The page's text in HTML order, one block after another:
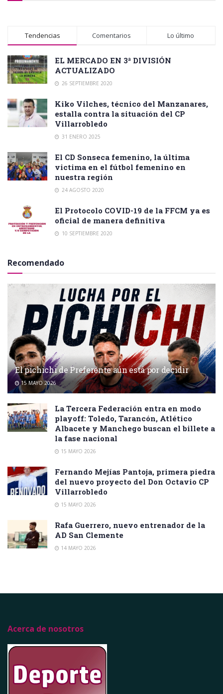
Tendencias Comentarios Lo último
EL MERCADO EN 3ª DIVISIÓN
ACTUALIZADO
26 SEPTIEMBRE 2020
Kiko Vilches, técnico del Manzanares,
estalla contra la situación del CP
Villarrobledo
31 ENERO 2025
El CD Sonseca femenino, la última
victima en el fútbol femenino en
nuestra región
24 AGOSTO 2020
El Protocolo COVID-19 de la FFCM ya es
oficial de manera definitiva
10 SEPTIEMBRE 2020
Recomendado
El pichichi de Preferente aún está por decidir
15 MAYO 2026
La Tercera Federación entra en modo
playoff: Toledo, Tarancón, Atlético
Albacete y Manchego buscan el billete a
la fase nacional
15 MAYO 2026
Fernando Mejías Pantoja, primera piedra
del nuevo proyecto del Don Octavio CP
Villarrobledo
15 MAYO 2026
Rafa Guerrero, nuevo entrenador de la
AD San Clemente
14 MAYO 2026
Acerca de nosotros